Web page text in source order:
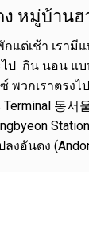
หมู่บ้านฮ
แต่เช้า เรามี
ไป กิน นอน แ
พวกเราตรง
Terminal 동서
ลงอันดง